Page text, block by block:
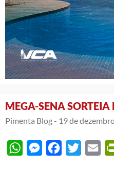
MEGA-SENA
Pimenta Blog - 19 de
WhatsAppMessengerFacebook
Twitter